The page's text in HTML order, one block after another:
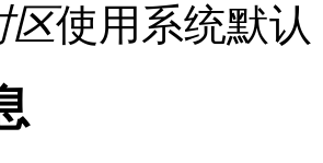
区使用系统默认